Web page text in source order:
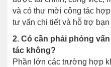
và có thư mời công tác
tư vấn chi tiết và hỗ trợ
2. Có cần phải phỏng
tác không?
Phần lớn các trường hợp